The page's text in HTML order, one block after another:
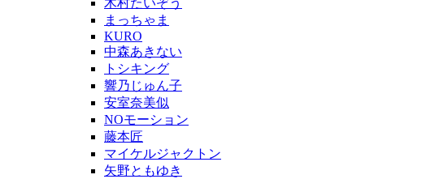
木村たいぞう
まっちゃま
KURO
中森あきない
トシキング
響乃じゅん子
安室奈美似
NOモーション
藤本匠
マイケルジャクトン
矢野ともゆき